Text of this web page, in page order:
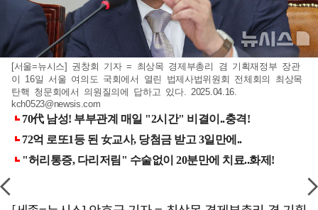
[서울=뉴시스] 권창회 기자 = 최상목 경제부총리 겸 기획재정부 장관
이 16일 서울 여의도 국회에서 열린 법제사법위원회 전체회의 최상목
탄핵 청문회에서 의원질의에 답하고 있다. 2025.04.16.
kch0523@newsis.com